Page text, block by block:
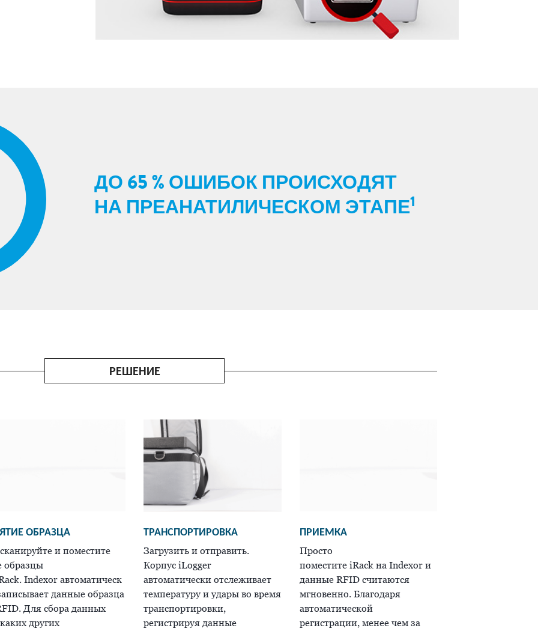
ДО 65 % ОШИБОК ПРОИСХОДЯТ
НА ПРЕАНАТИЛИЧЕСКОМ ЭТАПЕ1
РЕШЕНИЕ
ОБРАЗЦА
и поместите
образцы
Indexor автоматическ
данные образца
Для сбора данных
других
ТРАНСПОРТИРОВКА
Загрузить и отправить.
Корпус iLogger
автоматически отслеживает
температуру и удары во время
транспортировки,
регистрируя данные
ПРИЕМКА
Просто
поместите iRack на Indexor и
данные RFID считаются
мгновенно. Благодаря
автоматической
регистрации, менее чем за